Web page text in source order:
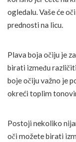
ogledalu. Vaše će
prednosti na licu.
Plava boja očiju je
birati između
boje očiju važno je
okreći toplim
Postoji nekoliko
oči možete birati